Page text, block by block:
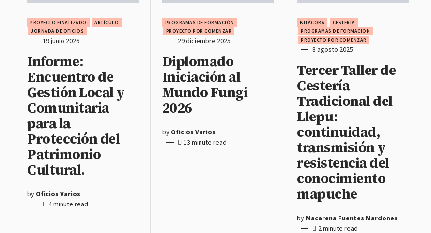
PROYECTO FINALIZADO
ARTÍCULO
JORNADA DE OFICIOS
19 junio 2026
Informe:
Encuentro de
Gestión Local y
Comunitaria
para la
Protección del
Patrimonio
Cultural.
by Oficios Varios
4 minute read
PROGRAMAS DE FORMACIÓN
PROYECTO POR COMENZAR
29 diciembre 2025
Diplomado
Iniciación al
Mundo Fungi
2026
by Oficios Varios
13 minute read
BITÁCORA
CESTERÍA
PROGRAMAS DE FORMACIÓN
PROYECTO POR COMENZAR
8 agosto 2025
Tercer Taller de
Cestería
Tradicional del
Llepu:
continuidad,
transmisión y
resistencia del
conocimiento
mapuche
by Macarena Fuentes Mardones
2 minute read